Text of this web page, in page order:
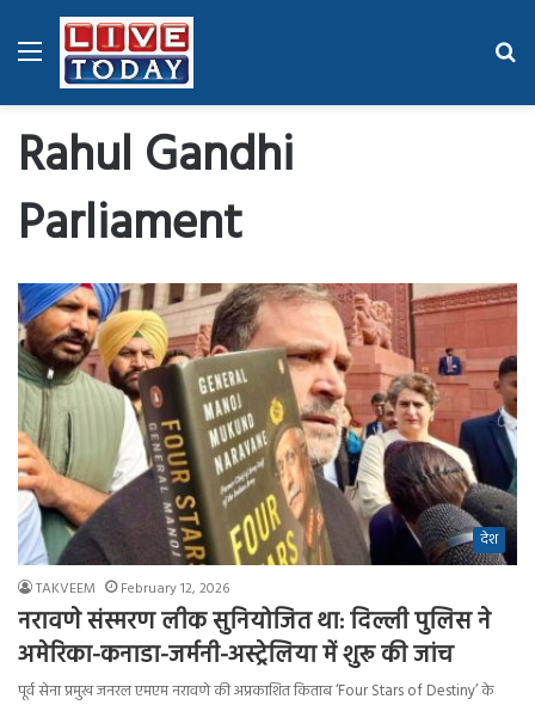
Menu
Rahul Gandhi
Parliament
देश
TAKVEEM February 12, 2026
नरावणे संस्मरण लीक सुनियोजित था: दिल्ली पुलिस ने
अमेरिका-कनाडा-जर्मनी-अस्ट्रेलिया में शुरू की जांच
पूर्व सेना प्रमुख जनरल एमएम नरावणे की अप्रकाशित किताब ‘Four Stars of Destiny’ के